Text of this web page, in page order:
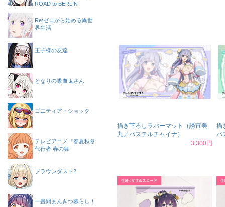
描き下ろしラバーマット（誘宵美
九／パステルチャイナ）
3,300円
描
パ
ROAD to BERLIN
Re:ゼロから始める異世
界生活
王子様の友達
となりの吸血鬼さん
ゴエティア・ショック
テレビアニメ『春夏秋冬
代行者 春の舞
ブラウンダスト2
一畳間まんきつ暮らし！